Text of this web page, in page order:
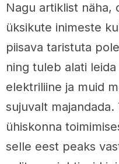
Nagu artiklist näha,
üksikute inimeste
piisava taristuta
ning tuleb alati
elektriliine ja muid
sujuvalt majandada.
ühiskonna
selle eest peaks